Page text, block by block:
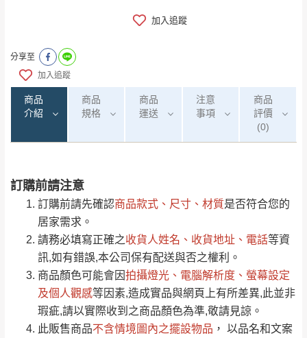
加入追蹤
分享至
加入追蹤
商品
介紹
商品
規格
商品
運送
注意
事項
商品
評價
(0)
訂購前請注意
訂購前請先確認商品款式、尺寸、材質是否符合您的
居家需求。
請務必填寫正確之收貨人姓名、收貨地址、電話等資
訊,如有錯誤,本公司保有配送與否之權利。
商品顏色可能會因拍攝燈光、電腦解析度、螢幕設定
及個人觀感等因素,造成實品與網頁上有所差異,此並非
瑕疵,請以實際收到之商品顏色為準,敬請見諒。
此販售商品不含情境圖內之擺設物品 ， 以品名和文案
運 費 說 明
運送地區 運送費用
偏遠地區
（請先線上詢問 LINE
→@dershin ）
桃園 復興鄉
注意事項：
由於品項繁多，網頁無法及時更新，如有需
要購買商品，請於出發前來電或到「官方
Line客服」來信確認商品是否有「現貨」與
「金額」。
若商品價格或庫存有異常，商家有權取消訂
單。部分網路商品恕無法更改原設計或客製，敬請
見諒！
0/5 (0)筆
全部 依評論高至低排列
依評論低至高排列 只顯示附上圖片
只顯示附上評論